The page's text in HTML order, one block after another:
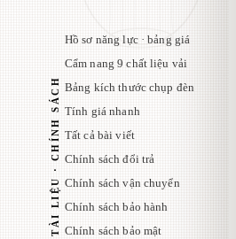
TÀI LIỆU · CHÍNH SÁCH
Hồ sơ năng lực · bảng giá
Cẩm nang 9 chất liệu vải
Bảng kích thước chụp đèn
Tính giá nhanh
Tất cả bài viết
Chính sách đổi trả
Chính sách vận chuyển
Chính sách bảo hành
Chính sách bảo mật